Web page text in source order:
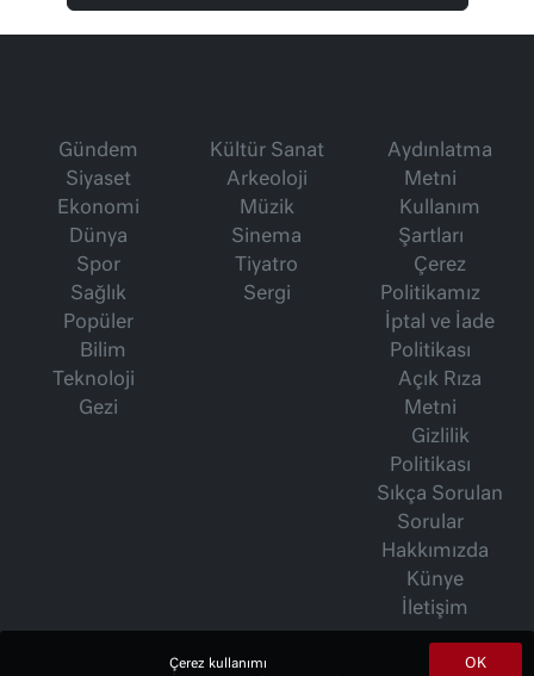
Gündem
Siyaset
Ekonomi
Dünya
Spor
Sağlık
Popüler
Bilim
Teknoloji
Gezi
Kültür Sanat
Arkeoloji
Müzik
Sinema
Tiyatro
Sergi
Aydınlatma
Metni
Kullanım
Şartları
Çerez
Politikamız
İptal ve İade
Politikası
Açık Rıza
Metni
Gizlilik
Politikası
Sıkça Sorulan
Sorular
Hakkımızda
Künye
İletişim
OK
Çerez kullanımı